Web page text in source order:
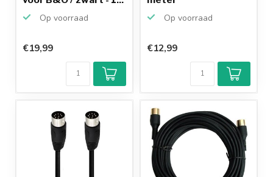
Op voorraad
€19,99
Op voorraad
€12,99